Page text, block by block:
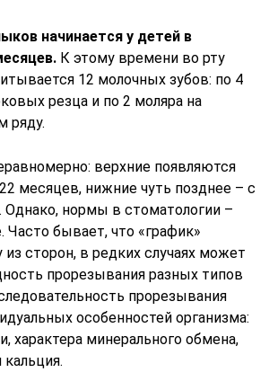
начинается у детей в
К этому времени во рту
12 молочных зубов: по 4
резца и по 2 моляра на
ряду.
верхние появляются
месяцев, нижние чуть позднее – с
Однако, нормы в стоматологии –
Часто бывает, что «график»
сторон, в редких случаях может
прорезывания разных типов
прорезывания
особенностей организма:
характера минерального обмена,